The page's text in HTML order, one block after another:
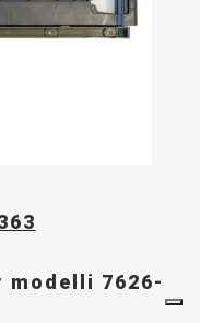
7626-